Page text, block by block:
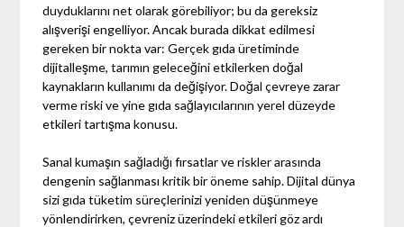
duyduklarını net olarak görebiliyor; bu da gereksiz
alışverişi engelliyor. Ancak burada dikkat edilmesi
gereken bir nokta var: Gerçek gıda üretiminde
dijitalleşme, tarımın geleceğini etkilerken doğal
kaynakların kullanımı da değişiyor. Doğal çevreye zarar
verme riski ve yine gıda sağlayıcılarının yerel düzeyde
etkileri tartışma konusu.
Sanal kumaşın sağladığı fırsatlar ve riskler arasında
dengenin sağlanması kritik bir öneme sahip. Dijital dünya
sizi gıda tüketim süreçlerinizi yeniden düşünmeye
yönlendirirken, çevreniz üzerindeki etkileri göz ardı